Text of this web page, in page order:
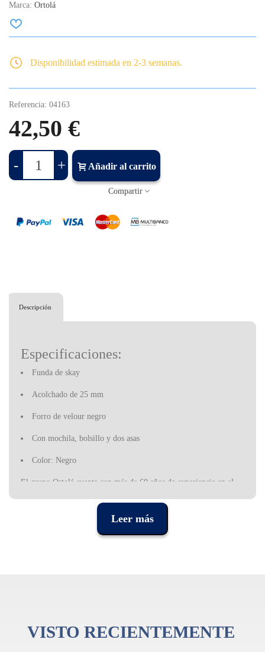
Marca: Ortolá
Disponibilidad estimada en 2-3 semanas.
Referencia: 04163
42,50 €
- + Añadir al carrito
Compartir
Descripción
Especificaciones:
Funda de skay
Acolchado de 25 mm
Forro de velour negro
Con mochila, bolsillo y dos asas
Color: Negro
El grupo Ortolá cuenta con más de 60 años de experiencia en el
estuches y accesorios para instrumentos musicales, para
instrumentos de percusión bajo las marcas Gonalca, StfClassic y
Leer más
VISTO RECIENTEMENTE